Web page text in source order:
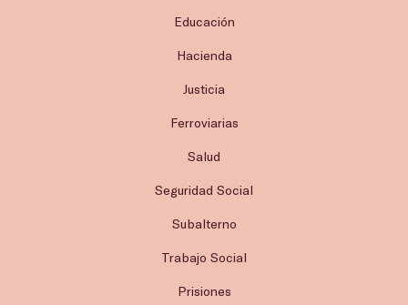
Educación
Hacienda
Justicia
Ferroviarias
Salud
Seguridad Social
Subalterno
Trabajo Social
Prisiones